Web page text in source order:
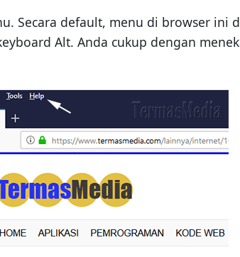
Secara default, menu di browser ini
Alt. Anda cukup dengan